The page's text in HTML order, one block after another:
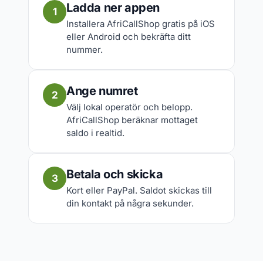
1 Ladda ner appen
Installera AfriCallShop gratis på iOS
eller Android och bekräfta ditt
nummer.
2 Ange numret
Välj lokal operatör och belopp.
AfriCallShop beräknar mottaget
saldo i realtid.
3 Betala och skicka
Kort eller PayPal. Saldot skickas till
din kontakt på några sekunder.